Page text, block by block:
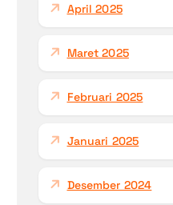
April 2025
Maret 2025
Februari 2025
Januari 2025
Desember 2024